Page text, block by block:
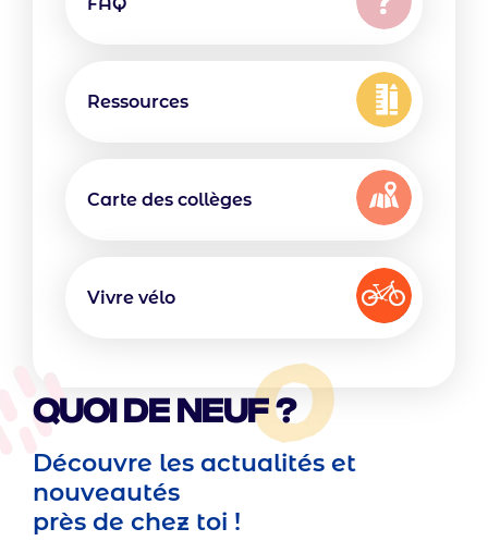
Quoi de neuf ?
Découvre les actualités et
nouveautés
près de chez toi !
Texte
Ressources
Icon
Texte
Carte des collèges
Icon
Texte
Vivre vélo
Icon